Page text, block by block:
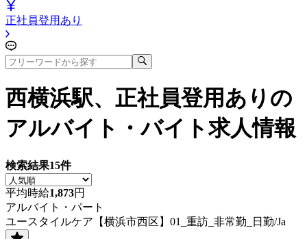
正社員登用あり
西横浜駅、正社員登用あり の
アルバイト・バイト求人情報
検索結果15件
平均時給1,873円
アルバイト・パート
ユースタイルケア【横浜市西区】01_重訪_非常勤_日勤/Ja